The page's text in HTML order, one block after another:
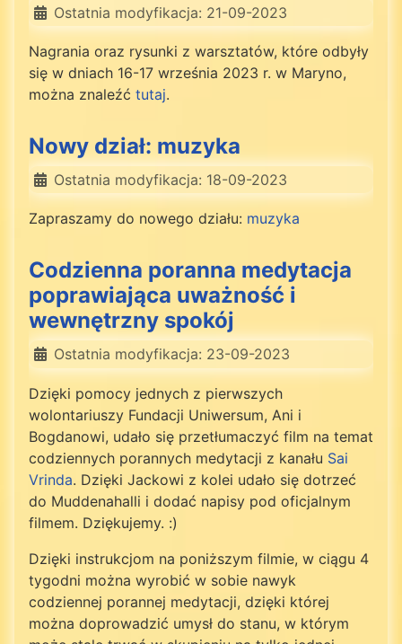
Ostatnia modyfikacja: 21-09-2023
Nagrania oraz rysunki z warsztatów, które odbyły
się w dniach 16-17 września 2023 r. w Maryno,
można znaleźć tutaj.
Nowy dział: muzyka
Ostatnia modyfikacja: 18-09-2023
Zapraszamy do nowego działu: muzyka
Codzienna poranna medytacja
poprawiająca uważność i
wewnętrzny spokój
Ostatnia modyfikacja: 23-09-2023
Dzięki pomocy jednych z pierwszych
wolontariuszy Fundacji Uniwersum, Ani i
Bogdanowi, udało się przetłumaczyć film na temat
codziennych porannych medytacji z kanału Sai
Vrinda. Dzięki Jackowi z kolei udało się dotrzeć
do Muddenahalli i dodać napisy pod oficjalnym
filmem. Dziękujemy. :)
Dzięki instrukcjom na poniższym filmie, w ciągu 4
tygodni można wyrobić w sobie nawyk
codziennej porannej medytacji, dzięki której
można doprowadzić umysł do stanu, w którym